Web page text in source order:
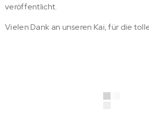
veröffentlicht.
Vielen Dank an unseren Kai, für die